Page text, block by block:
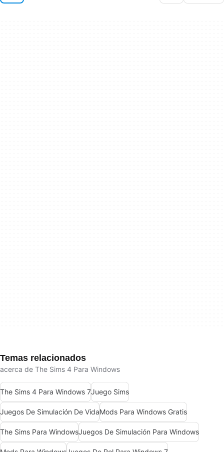
Temas relacionados
acerca de The Sims 4 Para Windows
The Sims 4 Para Windows 7Juego Sims
Juegos De Simulación De VidaMods Para Windows Gratis
The Sims Para WindowsJuegos De Simulación Para Windows